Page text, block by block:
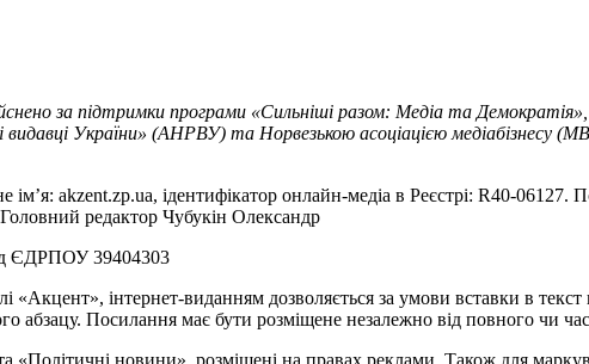
за підтримки програми «Сильніші разом: Медіа та
України» (АНРВУ) та Норвезькою асоціацією медіабізнесу
akzent.zp.ua, ідентифікатор онлайн-медіа в Реєстрі: R40-
редактор Чубукін Олександр
ЄДРПОУ 39404303
«Акцент», інтернет-виданням дозволяється за умови вставки в
абзацу. Посилання має бути розміщене незалежно від повного чи